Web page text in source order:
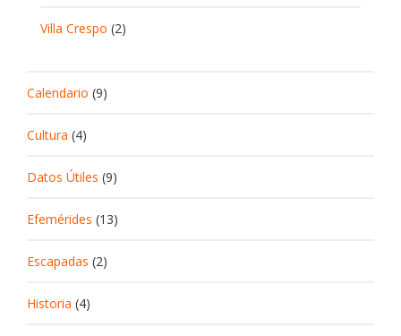
Villa Crespo (2)
Calendario (9)
Cultura (4)
Datos Útiles (9)
Efemérides (13)
Escapadas (2)
Historia (4)